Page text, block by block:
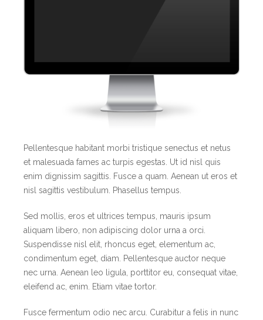
Pellentesque habitant morbi tristique senectus et netus
et malesuada fames ac turpis egestas. Ut id nisl quis
enim dignissim sagittis. Fusce a quam. Aenean ut eros et
nisl sagittis vestibulum. Phasellus tempus.
Sed mollis, eros et ultrices tempus, mauris ipsum
aliquam libero, non adipiscing dolor urna a orci.
Suspendisse nisl elit, rhoncus eget, elementum ac,
condimentum eget, diam. Pellentesque auctor neque
nec urna. Aenean leo ligula, porttitor eu, consequat vitae,
eleifend ac, enim. Etiam vitae tortor.
Fusce fermentum odio nec arcu. Curabitur a felis in nunc